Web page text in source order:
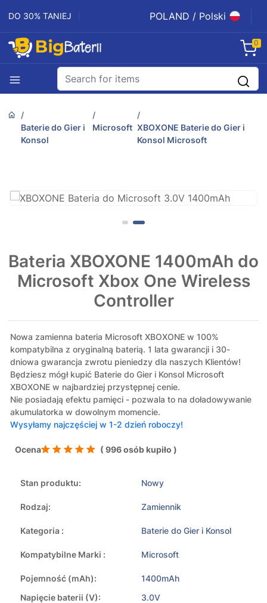
DO 30% TANIEJ POLAND / Polski
0
Baterie do Gier i
Konsol
Microsoft XBOXONE Baterie do Gier i
Konsol Microsoft
Bateria XBOXONE 1400mAh do
Microsoft Xbox One Wireless
Controller
Nowa zamienna bateria Microsoft XBOXONE w 100%
kompatybilna z oryginalną baterią. 1 lata gwarancji i 30-
dniowa gwarancja zwrotu pieniedzy dla naszych Klientów!
Będziesz mógł kupić Baterie do Gier i Konsol Microsoft
XBOXONE w najbardziej przystępnej cenie.
Nie posiadają efektu pamięci - pozwala to na doładowywanie
akumulatorka w dowolnym momencie.
Wysyłamy najczęściej w 1-2 dzień roboczy!
Ocena ( 996 osób kupiło )
Stan produktu: Nowy
Rodzaj: Zamiennik
Kategoria : Baterie do Gier i Konsol
Kompatybilne Marki : Microsoft
Pojemność (mAh):
1400mAh
Napięcie baterii (V):
3.0V